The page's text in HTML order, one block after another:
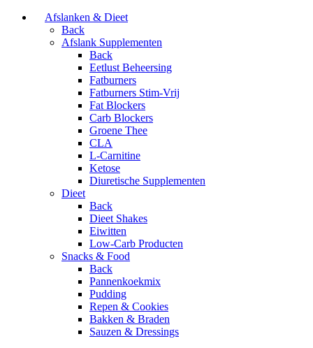
Afslanken & Dieet
Back
Afslank Supplementen
Back
Eetlust Beheersing
Fatburners
Fatburners Stim-Vrij
Fat Blockers
Carb Blockers
Groene Thee
CLA
L-Carnitine
Ketose
Diuretische Supplementen
Dieet
Back
Dieet Shakes
Eiwitten
Low-Carb Producten
Snacks & Food
Back
Pannenkoekmix
Pudding
Repen & Cookies
Bakken & Braden
Sauzen & Dressings